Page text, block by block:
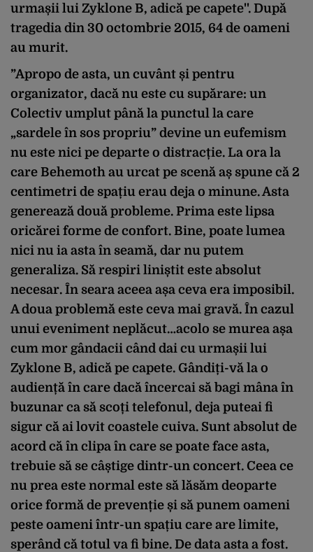
urmașii lui Zyklone B, adică pe capete''. După
tragedia din 30 octombrie 2015, 64 de oameni
au murit.
”Apropo de asta, un cuvânt și pentru
organizator, dacă nu este cu supărare: un
Colectiv umplut până la punctul la care
„sardele în sos propriu” devine un eufemism
nu este nici pe departe o distracție. La ora la
care Behemoth au urcat pe scenă aș spune că 2
centimetri de spațiu erau deja o minune. Asta
generează două probleme. Prima este lipsa
oricărei forme de confort. Bine, poate lumea
nici nu ia asta în seamă, dar nu putem
generaliza. Să respiri liniștit este absolut
necesar. În seara aceea așa ceva era imposibil.
A doua problemă este ceva mai gravă. În cazul
unui eveniment neplăcut…acolo se murea așa
cum mor gândacii când dai cu urmașii lui
Zyklone B, adică pe capete. Gândiți-vă la o
audiență în care dacă încercai să bagi mâna în
buzunar ca să scoți telefonul, deja puteai fi
sigur că ai lovit coastele cuiva. Sunt absolut de
acord că în clipa în care se poate face asta,
trebuie să se câștige dintr-un concert. Ceea ce
nu prea este normal este să lăsăm deoparte
orice formă de prevenție și să punem oameni
peste oameni într-un spațiu care are limite,
sperând că totul va fi bine. De data asta a fost.